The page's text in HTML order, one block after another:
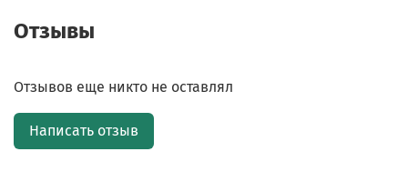
Отзывы
Отзывов еще никто не оставлял
Написать отзыв